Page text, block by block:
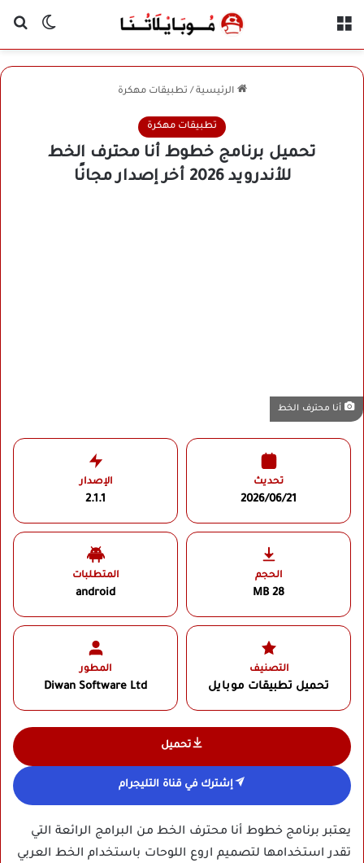
الوضع
الرئيسية / تطبيقات مهكرة
تطبيقات مهكرة
تحميل برنامج خطوط أنا محترف الخط
للأندرويد 2026 أخر إصدار مجانًا
أنا محترف الخط
تحديث
2026/06/21
الإصدار
2.1.1
الحجم
28 MB
المتطلبات
android
التصنيف
تحميل تطبيقات موبايل
المطور
Diwan Software Ltd‏
تحميل
إشترك في قناة التليجرام
يعتبر برنامج خطوط أنا محترف الخط من البرامج الرائعة التي
تقدر استخدامها لتصميم اروع اللوحات باستخدام الخط العربي